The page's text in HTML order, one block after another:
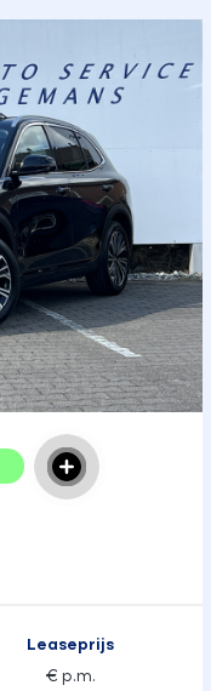
Leaseprijs
€ p.m.